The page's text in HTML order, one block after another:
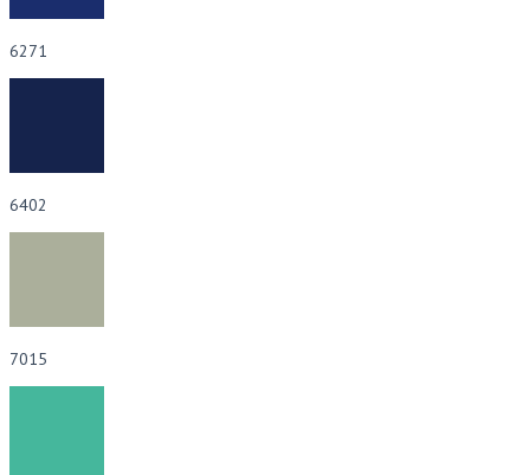
6271
6402
7015